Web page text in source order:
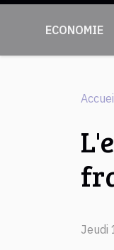
ECONOMIE
Jeudi